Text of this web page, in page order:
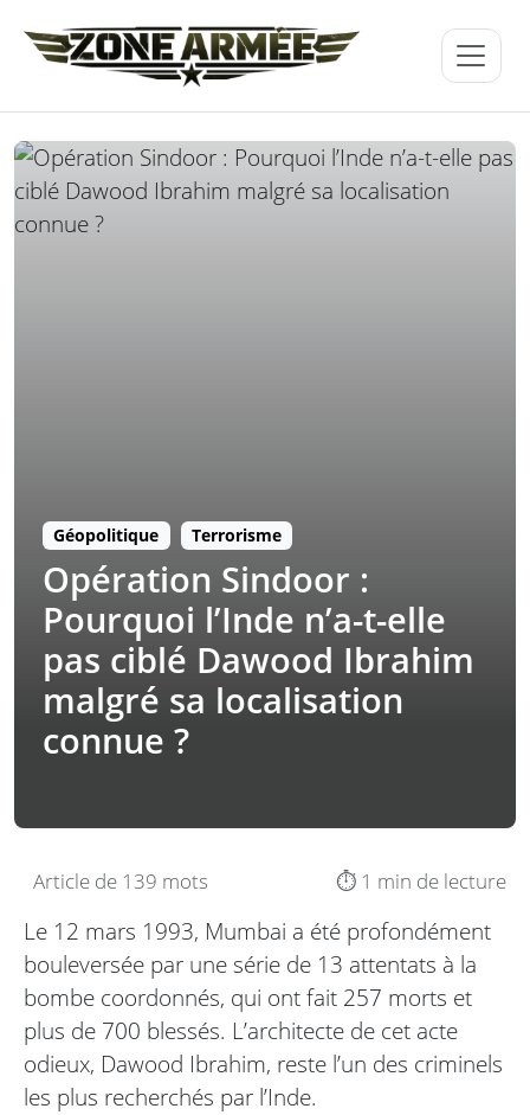
Géopolitique Terrorisme
Opération Sindoor :
Pourquoi l’Inde n’a-t-elle
pas ciblé Dawood Ibrahim
malgré sa localisation
connue ?
Article de 139 mots ⏱️ 1 min de lecture
Le 12 mars 1993, Mumbai a été profondément
bouleversée par une série de 13 attentats à la
bombe coordonnés, qui ont fait 257 morts et
plus de 700 blessés. L’architecte de cet acte
odieux, Dawood Ibrahim, reste l’un des criminels
les plus recherchés par l’Inde.